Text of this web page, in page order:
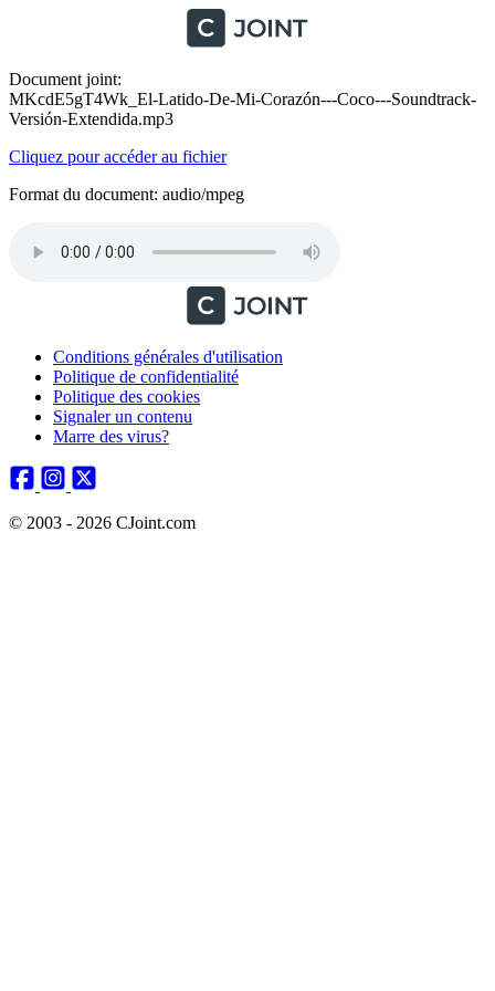
Document joint:
MKcdE5gT4Wk_El-Latido-De-Mi-Corazón---Coco---Soundtrack-
Versión-Extendida.mp3
Cliquez pour accéder au fichier
Format du document: audio/mpeg
Conditions générales d'utilisation
Politique de confidentialité
Politique des cookies
Signaler un contenu
Marre des virus?
© 2003 - 2026 CJoint.com